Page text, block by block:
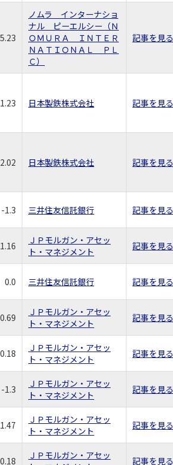
5.23
ノムラ インターナショ
ナル ピーエルシー（Ｎ
ＯＭＵＲＡ ＩＮＴＥＲ
ＮＡＴＩＯＮＡＬ ＰＬ
Ｃ）
記事を見る
日本製鉄株式会社 記事を見る
日本製鉄株式会社 記事を見る
-1.3 三井住友信託銀行 記事を見る
ＪＰモルガン・アセッ
ト・マネジメント
記事を見る
0.0 三井住友信託銀行 記事を見る
0.69
ＪＰモルガン・アセッ
ト・マネジメント
記事を見る
ＪＰモルガン・アセッ
ト・マネジメント
記事を見る
-1.3
ＪＰモルガン・アセッ
ト・マネジメント
記事を見る
1.47
ＪＰモルガン・アセッ
ト・マネジメント
記事を見る
0.18
ＪＰモルガン・アセッ
記事を見る